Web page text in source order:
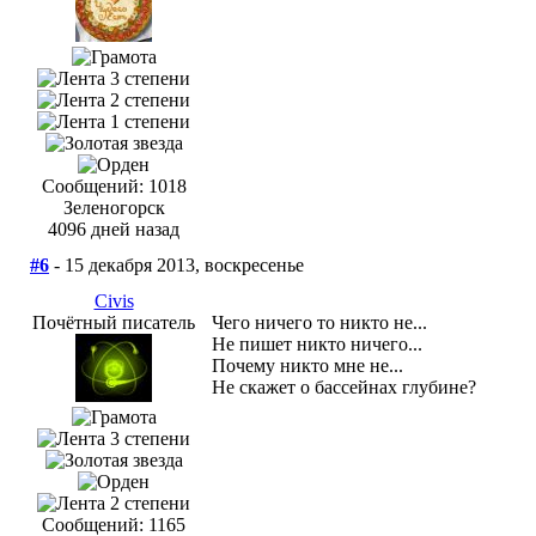
Сообщений: 1018
Зеленогорск
4096 дней назад
#6 - 15 декабря 2013, воскресенье
Civis
Почётный писатель
Сообщений: 1165
Чего ничего то никто не...
Не пишет никто ничего...
Почему никто мне не...
Не скажет о бассейнах глубине?